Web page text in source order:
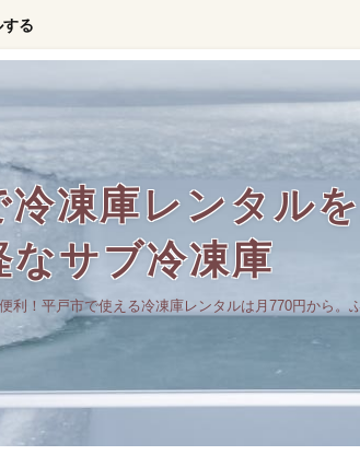
る
冷凍庫レンタル
なサブ冷凍庫
利！平戸市で使える冷凍庫レンタルは月770円から。